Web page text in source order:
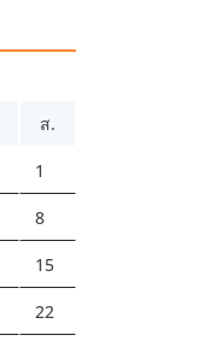
ส.
1
8
15
22